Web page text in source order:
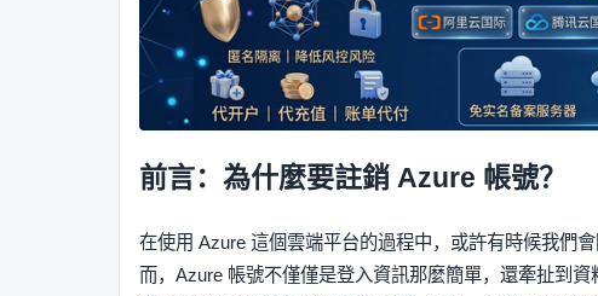
前言：為什麼要註銷 Azure 帳號？
在使用 Azure 這個雲端平台的過程中，或許有時候我們
而，Azure 帳號不僅僅是登入資訊那麼簡單，還牽扯到